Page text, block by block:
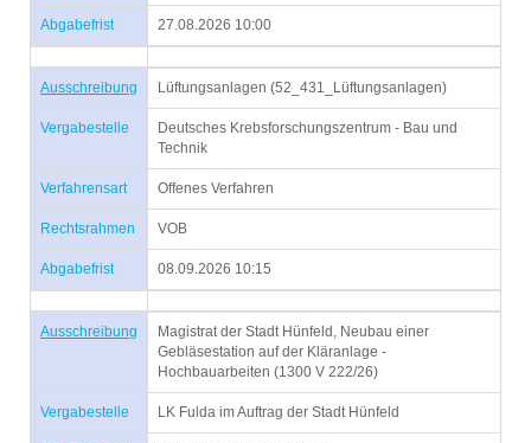
Abgabefrist 27.08.2026 10:00
Ausschreibung Lüftungsanlagen (52_431_Lüftungsanlagen)
Vergabestelle
Deutsches Krebsforschungszentrum - Bau und
Technik
Verfahrensart Offenes Verfahren
Rechtsrahmen VOB
Abgabefrist 08.09.2026 10:15
Ausschreibung
Magistrat der Stadt Hünfeld, Neubau einer
Gebläsestation auf der Kläranlage -
Hochbauarbeiten (1300 V 222/26)
Vergabestelle LK Fulda im Auftrag der Stadt Hünfeld